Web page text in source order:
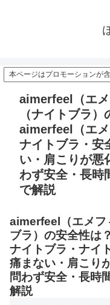
本ページはプロモーションが
aimerfeel（エ
（ナイトブラ）
aimerfeel（エメ
ナイトブラ・安
い・肩こりが悪
わず安全・長時
で解説
aimerfeel（エメフ
ブラ）の安全性は
ナイトブラ・ナイ
痛まない・肩こり
問わず安全・長時
解説